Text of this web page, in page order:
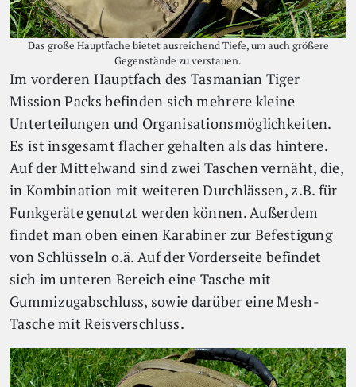
Das große Hauptfache bietet ausreichend Tiefe, um auch größere
Gegenstände zu verstauen.
Im vorderen Hauptfach des Tasmanian Tiger
Mission Packs befinden sich mehrere kleine
Unterteilungen und Organisationsmöglichkeiten.
Es ist insgesamt flacher gehalten als das hintere.
Auf der Mittelwand sind zwei Taschen vernäht, die,
in Kombination mit weiteren Durchlässen, z.B. für
Funkgeräte genutzt werden können. Außerdem
findet man oben einen Karabiner zur Befestigung
von Schlüsseln o.ä. Auf der Vorderseite befindet
sich im unteren Bereich eine Tasche mit
Gummizugabschluss, sowie darüber eine Mesh-
Tasche mit Reisverschluss.